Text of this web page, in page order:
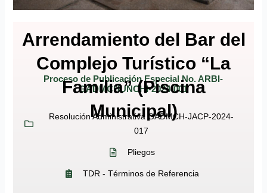
Arrendamiento del Bar del
Complejo Turístico “La
Familia” (Piscina
Municipal)
Proceso de Publicación Especial No. ARBI-
GADMCHUNCHI-2024-001
Resolución Administrativa GADMCH-JACP-2024-
017
Pliegos
TDR - Términos de Referencia